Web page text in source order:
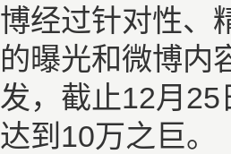
博经过针对性、
的曝光和微博内
发，截止12月
达到10万之巨。